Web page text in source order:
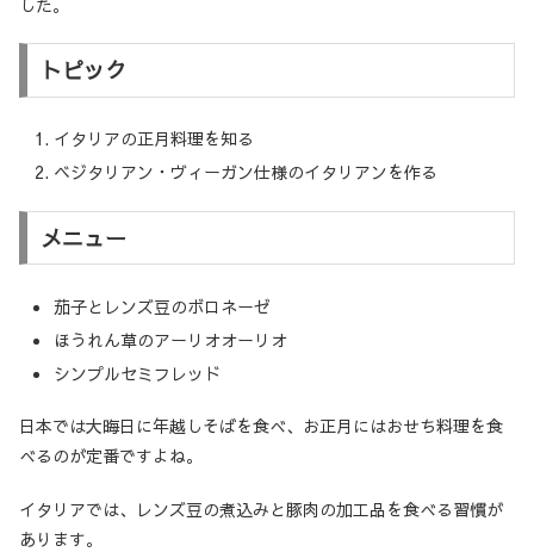
トピック
イタリアの正月料理を知る
ベジタリアン・ヴィーガン仕様のイタリアンを作る
メニュー
茄子とレンズ豆のボロネーゼ
ほうれん草のアーリオオーリオ
シンプルセミフレッド
日本では大晦日に年越しそばを食べ、お正月にはおせち料理を食
べるのが定番ですよね。
イタリアでは、レンズ豆の煮込みと豚肉の加工品を食べる習慣が
あります。